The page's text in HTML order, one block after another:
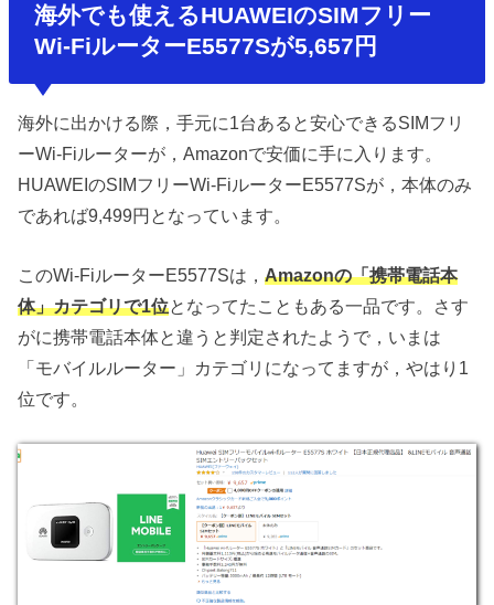
海外でも使えるHUAWEIのSIMフリー
Wi-FiルーターE5577Sが5,657円
海外に出かける際，手元に1台あると安心できるSIMフリ
ーWi-Fiルーターが，Amazonで安価に手に入ります。
HUAWEIのSIMフリーWi-FiルーターE5577Sが，本体のみ
であれば9,499円となっています。
このWi-FiルーターE5577Sは，Amazonの「携帯電話本
体」カテゴリで1位となってたこともある一品です。さす
がに携帯電話本体と違うと判定されたようで，いまは
「モバイルルーター」カテゴリになってますが，やはり1
位です。